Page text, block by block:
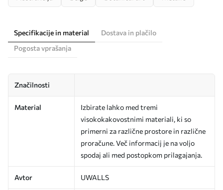
Specifikacije in material
Dostava in plačilo
Pogosta vprašanja
Značilnosti
Material
Izbirate lahko med tremi
visokokakovostnimi materiali, ki so
primerni za različne prostore in različne
proračune. Več informacij je na voljo
spodaj ali med postopkom prilagajanja.
Avtor UWALLS